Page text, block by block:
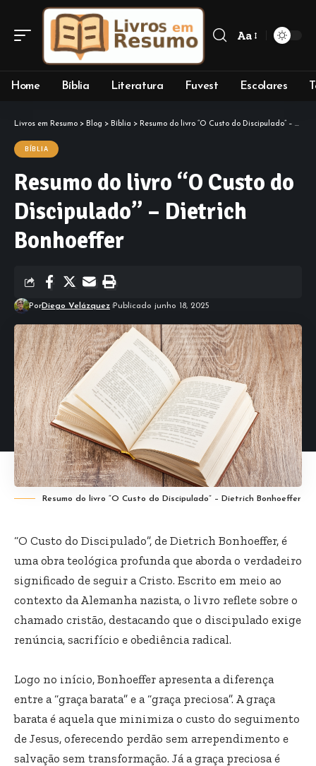
Font
Aa
Home Bíblia Literatura Fuvest Escolares
Livros em Resumo > Blog > Bíblia > Resumo do livro “O Custo do Discipulado” – Dietrich Bonhoeffer
BÍBLIA
Resumo do livro “O Custo do
Discipulado” – Dietrich
Bonhoeffer
PorDiego Velázquez Publicado junho 18, 2025
Resumo do livro “O Custo do Discipulado” – Dietrich Bonhoeffer
“O Custo do Discipulado”, de Dietrich Bonhoeffer, é
uma obra teológica profunda que aborda o verdadeiro
significado de seguir a Cristo. Escrito em meio ao
contexto da Alemanha nazista, o livro reflete sobre o
chamado cristão, destacando que o discipulado exige
renúncia, sacrifício e obediência radical.
Logo no início, Bonhoeffer apresenta a diferença
entre a “graça barata” e a “graça preciosa”. A graça
barata é aquela que minimiza o custo do seguimento
de Jesus, oferecendo perdão sem arrependimento e
salvação sem transformação. Já a graça preciosa é